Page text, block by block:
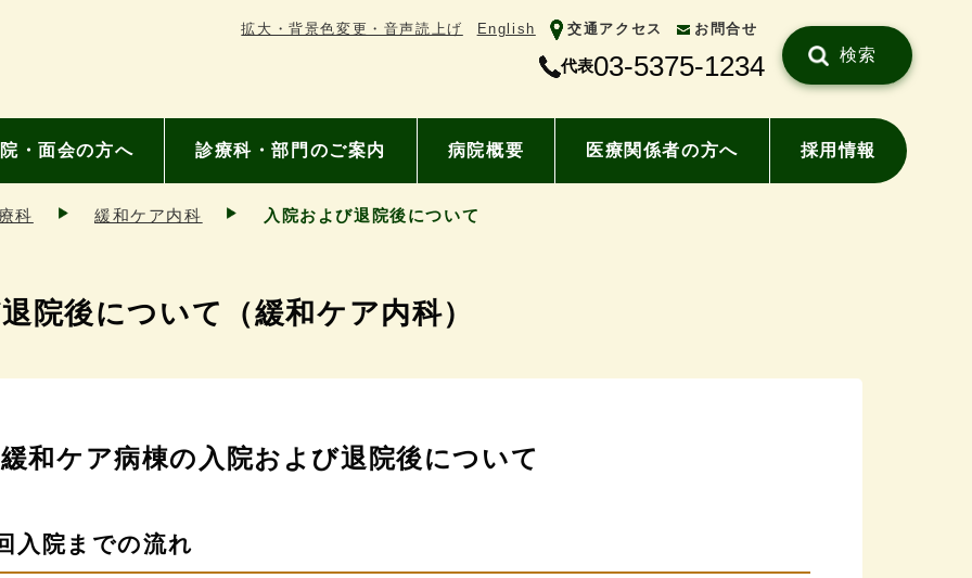
拡大・背景色変更・音声読上げ English 交通アクセス お問合せ
代表03-5375-1234 検索
・面会の方へ 診療科・部門のご案内 病院概要 医療関係者の方へ 採用情報
科 緩和ケア内科 入院および退院後について
院後について（緩和ケア内科）
緩和ケア病棟の入院および退院後について
入院までの流れ